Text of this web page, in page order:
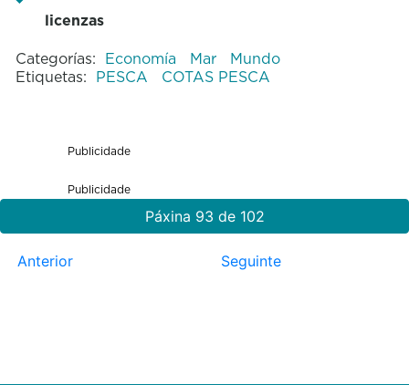
licenzas
Categorías: Economía Mar
Mundo
Etiquetas: PESCA COTAS PESCA
Publicidade
Publicidade
Páxina 93 de 102
Anterior Seguinte